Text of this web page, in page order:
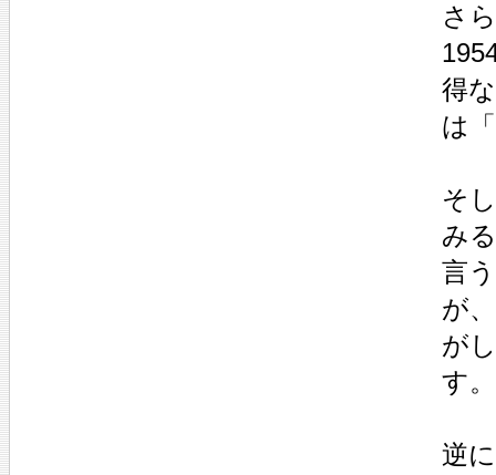
さ
得
は
そ
み
言
が
が
す。
逆